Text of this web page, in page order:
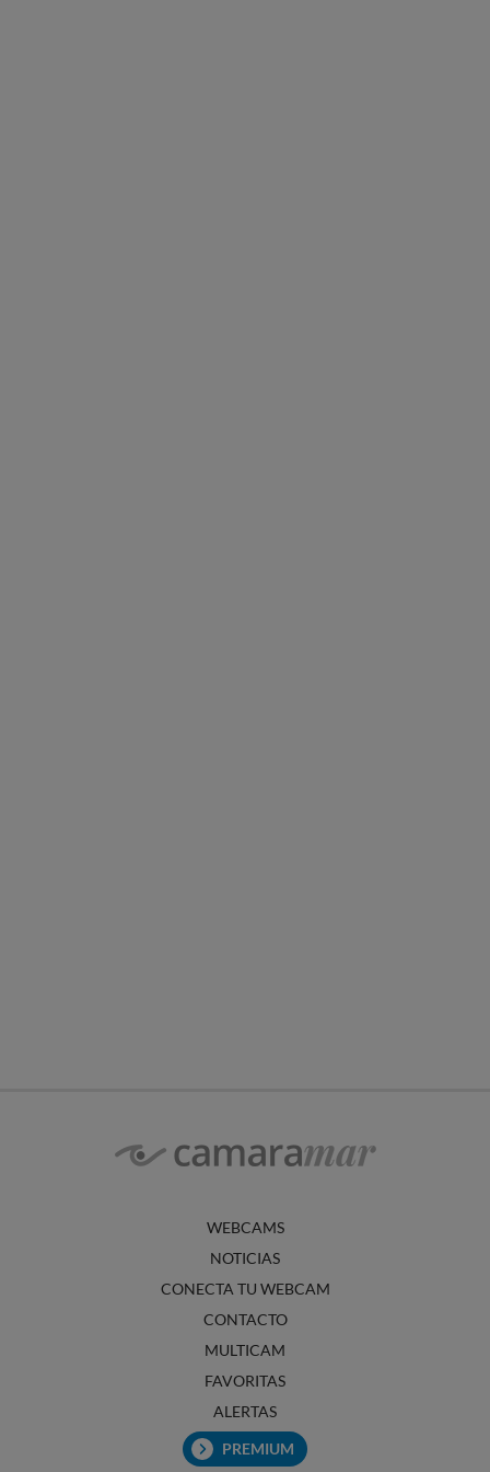
WEBCAMS
NOTICIAS
CONECTA TU WEBCAM
CONTACTO
MULTICAM
FAVORITAS
ALERTAS
PREMIUM